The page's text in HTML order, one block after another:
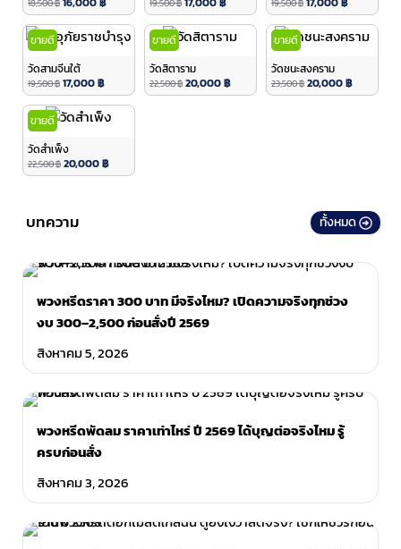
18,500฿ 19,500฿ 19,500฿
ขายดี
วัดสามจีนใต้
19,500฿ 17,000฿
ขายดี
วัดสิตาราม
22,500฿ 20,000฿
ขายดี
วัดชนะสงคราม
23,500฿ 20,000฿
ขายดี
วัดสำเพ็ง
22,500฿ 20,000฿
บทความ ทั้งหมด
พวงหรีดราคา 300 บาท มีจริงไหม? เปิดความจริงทุกช่วง
งบ 300–2,500 ก่อนสั่งปี 2569
สิงหาคม 5, 2026
พวงหรีดพัดลม ราคาเท่าไหร่ ปี 2569 ได้บุญต่อจริงไหม รู้
ครบก่อนสั่ง
สิงหาคม 3, 2026